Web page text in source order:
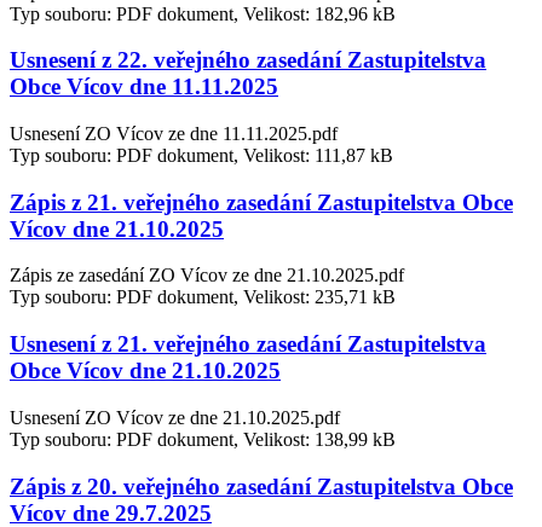
Typ souboru: PDF dokument, Velikost: 182,96 kB
Usnesení z 22. veřejného zasedání Zastupitelstva
Obce Vícov dne 11.11.2025
Usnesení ZO Vícov ze dne 11.11.2025.pdf
Typ souboru: PDF dokument, Velikost: 111,87 kB
Zápis z 21. veřejného zasedání Zastupitelstva Obce
Vícov dne 21.10.2025
Zápis ze zasedání ZO Vícov ze dne 21.10.2025.pdf
Typ souboru: PDF dokument, Velikost: 235,71 kB
Usnesení z 21. veřejného zasedání Zastupitelstva
Obce Vícov dne 21.10.2025
Usnesení ZO Vícov ze dne 21.10.2025.pdf
Typ souboru: PDF dokument, Velikost: 138,99 kB
Zápis z 20. veřejného zasedání Zastupitelstva Obce
Vícov dne 29.7.2025